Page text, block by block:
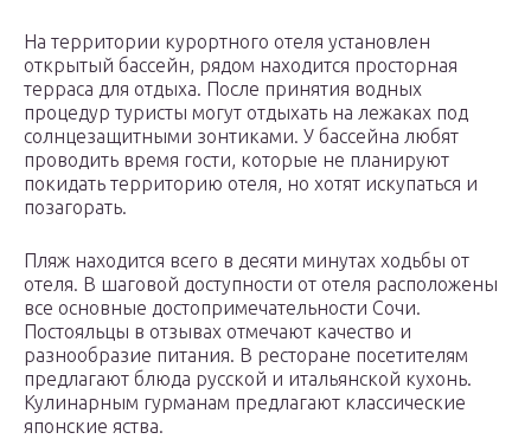
На территории курортного отеля установлен
открытый бассейн, рядом находится просторная
терраса для отдыха. После принятия водных
процедур туристы могут отдыхать на лежаках под
солнцезащитными зонтиками. У бассейна любят
проводить время гости, которые не планируют
покидать территорию отеля, но хотят искупаться и
позагорать.
Пляж находится всего в десяти минутах ходьбы от
отеля. В шаговой доступности от отеля расположены
все основные достопримечательности Сочи.
Постояльцы в отзывах отмечают качество и
разнообразие питания. В ресторане посетителям
предлагают блюда русской и итальянской кухонь.
Кулинарным гурманам предлагают классические
японские яства.